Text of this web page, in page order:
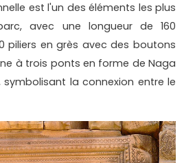
est l'un des éléments les plus
avec une longueur de 160
piliers en grès avec des boutons
à trois ponts en forme de Naga
la connexion entre le